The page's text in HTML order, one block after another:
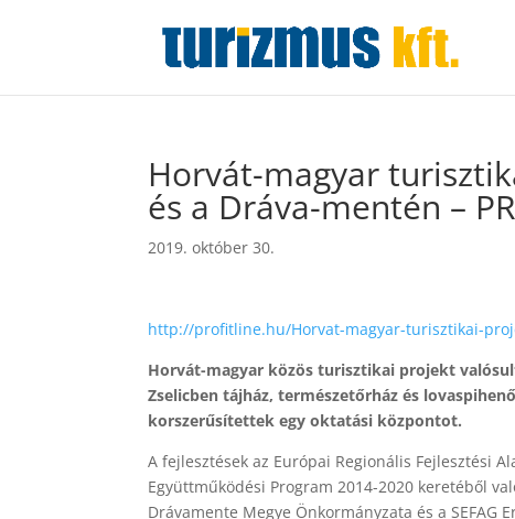
Horvát-magyar
és a Dráva-mentén –
2019. október 30.
http://profitline.hu/Horvat-magyar-turisztikai-
Horvát-magyar közös turisztikai projekt
Zselicben tájház, természetőrház és
korszerűsítettek egy oktatási központot.
A fejlesztések az Európai Regionális Fejlesztési
Együttműködési Program 2014-2020 keretéből
Drávamente Megye Önkormányzata és a SEFAG